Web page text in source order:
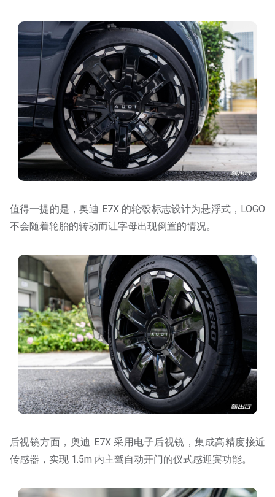
值得一提的是，奥迪 E7X 的轮毂标志设计为悬浮式，LOGO
不会随着轮胎的转动而让字母出现倒置的情况。
后视镜方面，奥迪 E7X 采用电子后视镜，集成高精度接近
传感器，实现 1.5m 内主驾自动开门的仪式感迎宾功能。